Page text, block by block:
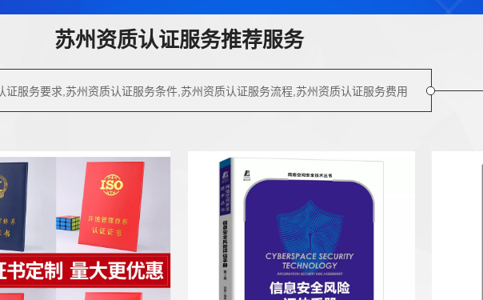
苏州资质认证服务推荐服务
证服务要求,苏州资质认证服务条件,苏州资质认证服务流程,苏州资质认证服务费用